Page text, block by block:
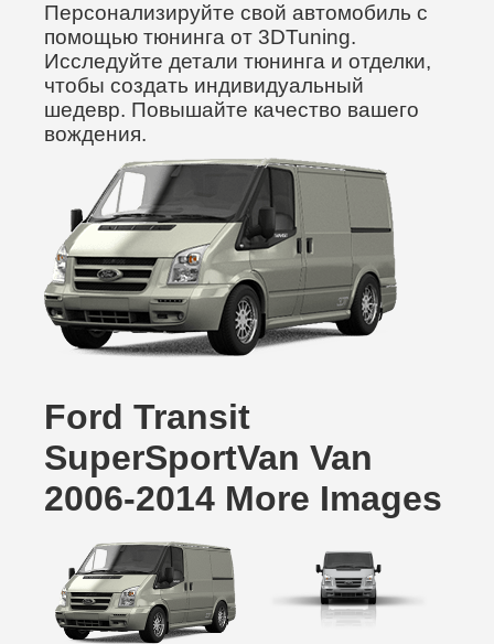
Персонализируйте свой автомобиль с
помощью тюнинга от 3DTuning.
Исследуйте детали тюнинга и отделки,
чтобы создать индивидуальный
шедевр. Повышайте качество вашего
вождения.
Ford Transit
SuperSportVan Van
2006-2014 More Images